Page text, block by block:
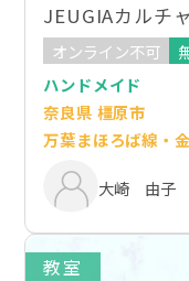
JEUGIAカルチ
オンライン不可
ハンドメイド
奈良県 橿原市
万葉まほろば線・
大崎 由子
教室